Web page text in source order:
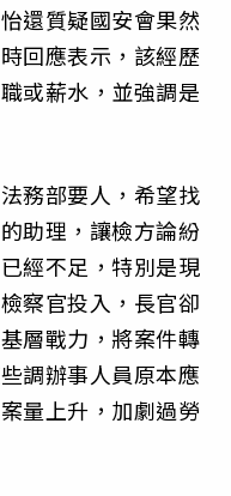
還質疑國安會果然
回應表示，該經歷
或薪水，並強調是
務部要人，希望找
助理，讓檢方論紛
經不足，特別是現
察官投入，長官卻
層戰力，將案件轉
調辦事人員原本應
量上升，加劇過勞